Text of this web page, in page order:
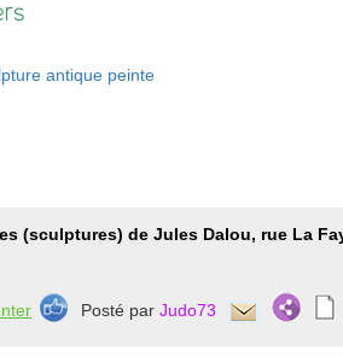
antique peinte
(sculptures) de Jules Dalou, rue La
Posté par Judo73